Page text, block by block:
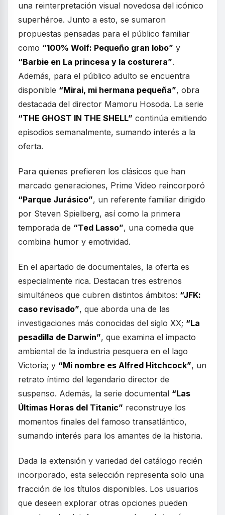
una reinterpretación visual novedosa del icónico
superhéroe. Junto a esto, se sumaron
propuestas pensadas para el público familiar
como “100% Wolf: Pequeño gran lobo” y
“Barbie en La princesa y la costurera”.
Además, para el público adulto se encuentra
disponible “Mirai, mi hermana pequeña”, obra
destacada del director Mamoru Hosoda. La serie
“THE GHOST IN THE SHELL” continúa emitiendo
episodios semanalmente, sumando interés a la
oferta.
Para quienes prefieren los clásicos que han
marcado generaciones, Prime Video reincorporó
“Parque Jurásico”, un referente familiar dirigido
por Steven Spielberg, así como la primera
temporada de “Ted Lasso”, una comedia que
combina humor y emotividad.
En el apartado de documentales, la oferta es
especialmente rica. Destacan tres estrenos
simultáneos que cubren distintos ámbitos: “JFK:
caso revisado”, que aborda una de las
investigaciones más conocidas del siglo XX; “La
pesadilla de Darwin”, que examina el impacto
ambiental de la industria pesquera en el lago
Victoria; y “Mi nombre es Alfred Hitchcock”, un
retrato íntimo del legendario director de
suspenso. Además, la serie documental “Las
Últimas Horas del Titanic” reconstruye los
momentos finales del famoso transatlántico,
sumando interés para los amantes de la historia.
Dada la extensión y variedad del catálogo recién
incorporado, esta selección representa solo una
fracción de los títulos disponibles. Los usuarios
que deseen explorar otras opciones pueden